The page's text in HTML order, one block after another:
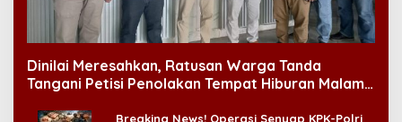
Dinilai Meresahkan, Ratusan Warga Tanda
Tangani Petisi Penolakan Tempat Hiburan Malam
Breaking News! Operasi Senyap KPK-Polri